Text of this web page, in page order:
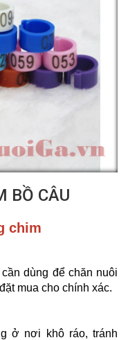
BỒ CÂU
chim
dùng để chăn nuôi
mua cho chính xác.
ở nơi khô ráo, tránh